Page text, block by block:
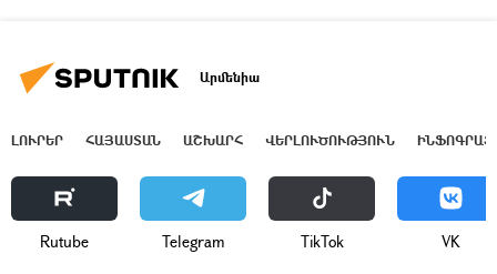
Արմենիա
ԼՈՒՐԵՐ ՀԱՅԱՍՏԱՆ ԱՇԽԱՐՀ ՎԵՐԼՈՒԾՈՒԹՅՈՒՆ
Rutube Telegram ТikТоk VK